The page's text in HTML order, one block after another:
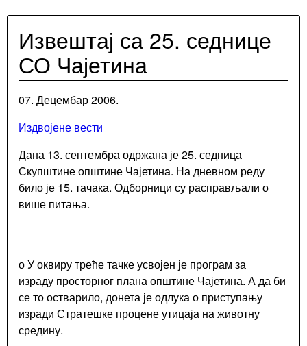
Реализовали
смо
Златиборске
Инфраструктура
Култура
Удружења
самоуправа
Скупштина
Општинска
управа
Општинско
правобранилаштво
Извештај са 25. седнице
СО Чајетина
07. Децембар 2006.
Издвојене вести
Дана 13. септембра одржана је 25. седница
Скупштине општине Чајетина. На дневном реду
било је 15. тачака. Одборници су расправљали о
више питања.
о У оквиру треће тачке усвојен је програм за
израду просторног плана општине Чајетина. А да би
се то остварило, донета је одлука о приступању
изради Стратешке процене утицаја на животну
средину.